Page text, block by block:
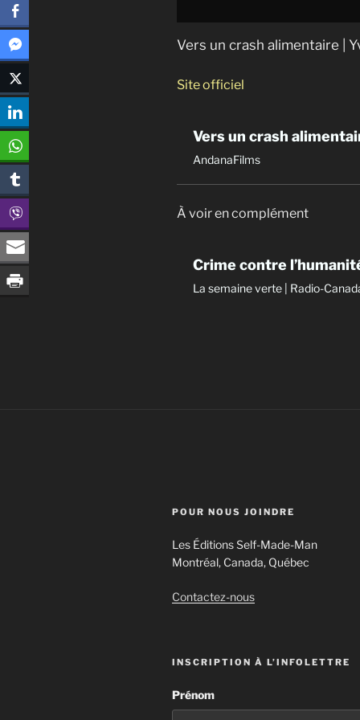
Vers un crash alimentaire |
Site officiel
Vers un crash
AndanaFilms
À voir en complément
Crime contre
La semaine verte | Radio-
POUR NOUS JOINDRE
Les Éditions Self-Made-Man
Montréal, Canada, Québec
Contactez-nous
INSCRIPTION À L’INFOLETTRE
Prénom